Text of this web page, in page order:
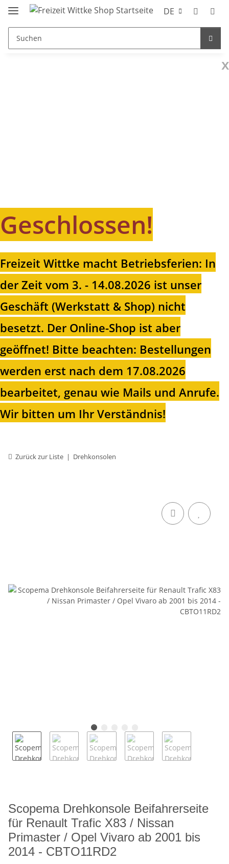
DE
x
Geschlossen!
Freizeit Wittke macht Betriebsferien: In
der Zeit vom 3. - 14.08.2026 ist unser
Geschäft (Werkstatt & Shop) nicht
besetzt. Der Online-Shop ist aber
geöffnet! Bitte beachten: Bestellungen
werden erst nach dem 17.08.2026
bearbeitet, genau wie Mails und Anrufe.
Wir bitten um Ihr Verständnis!
Zurück zur Liste Drehkonsolen
Scopema Drehkonsole Beifahrerseite
für Renault Trafic X83 / Nissan
Primaster / Opel Vivaro ab 2001 bis
2014 - CBTO11RD2